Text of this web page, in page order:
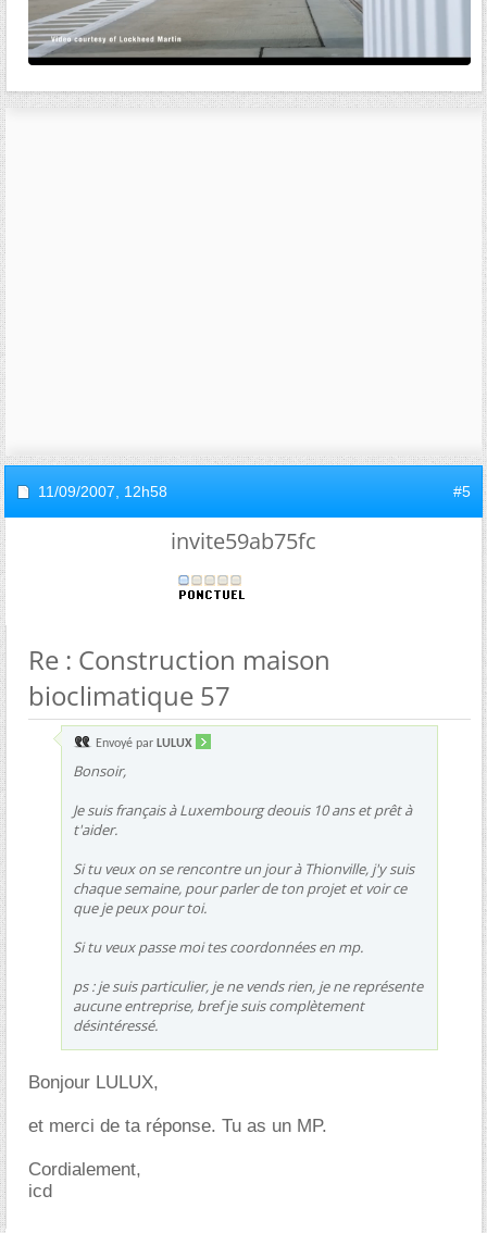
11/09/2007, 12h58 #5
invite59ab75fc
Re : Construction maison
bioclimatique 57
Envoyé par LULUX
Bonsoir,
Je suis français à Luxembourg deouis 10 ans et prêt à
t'aider.
Si tu veux on se rencontre un jour à Thionville, j'y suis
chaque semaine, pour parler de ton projet et voir ce
que je peux pour toi.
Si tu veux passe moi tes coordonnées en mp.
ps : je suis particulier, je ne vends rien, je ne représente
aucune entreprise, bref je suis complètement
désintéressé.
Bonjour LULUX,
et merci de ta réponse. Tu as un MP.
Cordialement,
icd